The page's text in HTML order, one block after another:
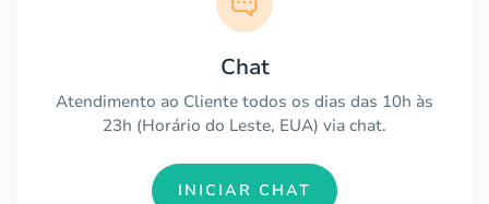
Chat
Atendimento ao Cliente todos os dias das 10h às
23h (Horário do Leste, EUA) via chat.
INICIAR CHAT